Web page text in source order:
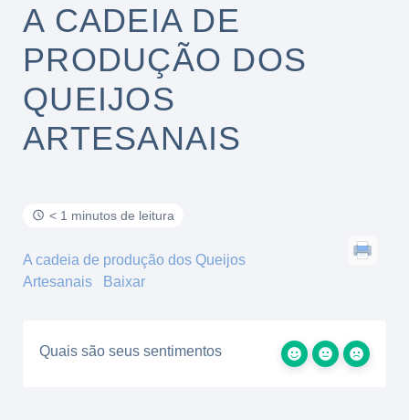
A CADEIA DE
PRODUÇÃO DOS
QUEIJOS
ARTESANAIS
< 1 minutos de leitura
A cadeia de produção dos Queijos
Artesanais
Baixar
Quais são seus sentimentos